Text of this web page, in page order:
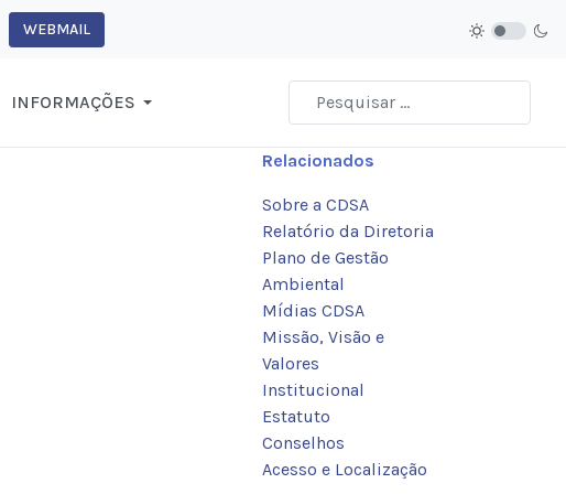
WEBMAIL
INFORMAÇÕES
Relacionados
Sobre a CDSA
Relatório da Diretoria
Plano de Gestão
Ambiental
Mídias CDSA
Missão, Visão e
Valores
Institucional
Estatuto
Conselhos
Acesso e Localização